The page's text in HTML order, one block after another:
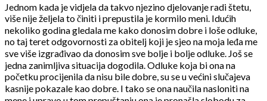
Jednom kada je vidjela da takvo njezino djelovanje radi štetu,
više nije željela to činiti i prepustila je kormilo meni. Idućih
nekoliko godina gledala me kako donosim dobre i loše odluke,
no taj teret odgovornosti za obitelj koji je sjeo na moja leđa me
sve više izgrađivao da donosim sve bolje i bolje odluke. Još se
jedna zanimljiva situacija dogodila. Odluke koja bi ona na
početku procijenila da nisu bile dobre, su se u većini slučajeva
kasnije pokazale kao dobre. I tako se ona naučila nasloniti na